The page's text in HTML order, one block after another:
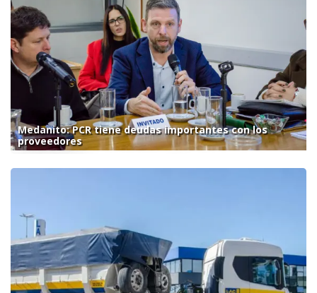
Medanito: PCR tiene deudas importantes con los
proveedores